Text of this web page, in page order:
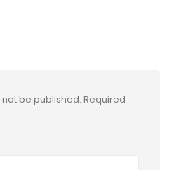
be published. Required